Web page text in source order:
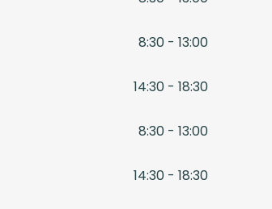
8:30 - 13:00
14:30 - 18:30
8:30 - 13:00
14:30 - 18:30